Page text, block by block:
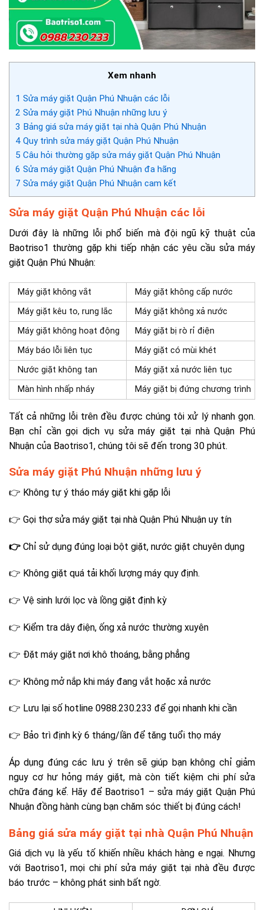
Xem nhanh
1 Sửa máy giặt Quận Phú Nhuận các lỗi
2 Sửa máy giặt Phú Nhuận những lưu ý
3 Bảng giá sửa máy giặt tại nhà Quận Phú Nhuận
4 Quy trình sửa máy giặt Quận Phú Nhuận
5 Câu hỏi thường gặp sửa máy giặt Quận Phú Nhuận
6 Sửa máy giặt Quận Phú Nhuận đa hãng
7 Sửa máy giặt Quận Phú Nhuận cam kết
Sửa máy giặt Quận Phú Nhuận các lỗi
Dưới đây là những lỗi phổ biến mà đội ngũ kỹ thuật của
Baotriso1 thường gặp khi tiếp nhận các yêu cầu sửa máy
giặt Quận Phú Nhuận:
Máy giặt không vắt
Máy giặt không cấp nước
Máy giặt kêu to, rung lắc
Máy giặt không xả nước
Máy giặt không hoạt động
Máy giặt bị rò rỉ điện
Máy báo lỗi liên tục
Máy giặt có mùi khét
Nước giặt không tan
Máy giặt xả nước liên tục
Màn hình nhấp nháy
Máy giặt bị đứng chương trình
Tất cả những lỗi trên đều được chúng tôi xử lý nhanh gọn.
Bạn chỉ cần gọi dịch vụ sửa máy giặt tại nhà Quận Phú
Nhuận của Baotriso1, chúng tôi sẽ đến trong 30 phút.
Sửa máy giặt Phú Nhuận những lưu ý
👉 Không tự ý tháo máy giặt khi gặp lỗi
👉 Gọi thợ sửa máy giặt tại nhà Quận Phú Nhuận uy tín
👉 Chỉ sử dụng đúng loại bột giặt, nước giặt chuyên dụng
👉 Không giặt quá tải khối lượng máy quy định.
👉 Vệ sinh lưới lọc và lồng giặt định kỳ
👉 Kiểm tra dây điện, ống xả nước thường xuyên
👉 Đặt máy giặt nơi khô thoáng, bằng phẳng
👉 Không mở nắp khi máy đang vắt hoặc xả nước
👉 Lưu lại số hotline 0988.230.233 để gọi nhanh khi cần
👉 Bảo trì định kỳ 6 tháng/lần để tăng tuổi thọ máy
Áp dụng đúng các lưu ý trên sẽ giúp bạn không chỉ giảm
nguy cơ hư hỏng máy giặt, mà còn tiết kiệm chi phí sửa
chữa đáng kể. Hãy để Baotriso1 – sửa máy giặt Quận Phú
Nhuận đồng hành cùng bạn chăm sóc thiết bị đúng cách!
Bảng giá sửa máy giặt tại nhà Quận Phú Nhuận
Giá dịch vụ là yếu tố khiến nhiều khách hàng e ngại. Nhưng
với Baotriso1, mọi chi phí sửa máy giặt tại nhà đều được
báo trước – không phát sinh bất ngờ.